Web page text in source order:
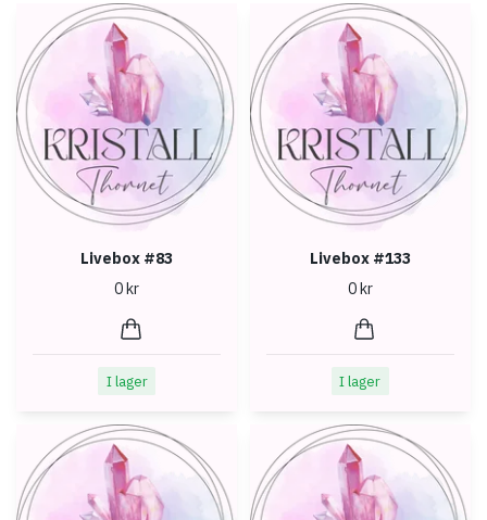
Livebox #83
0 kr
I lager
Livebox #133
0 kr
I lager